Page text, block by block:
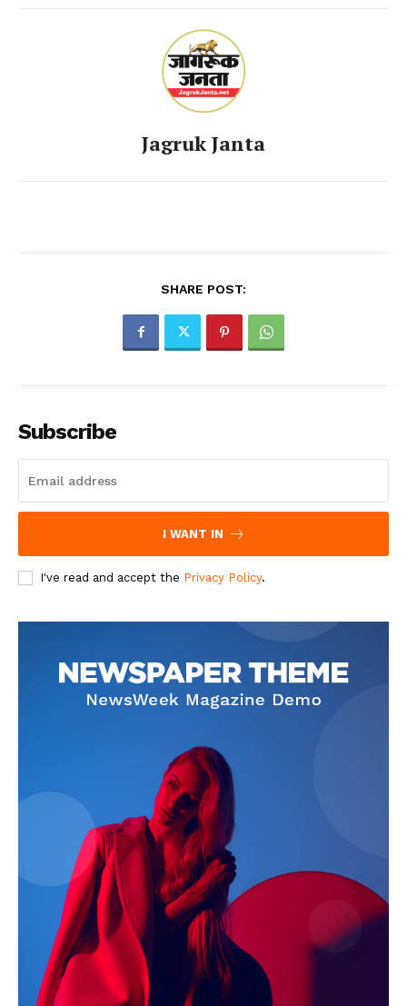
Jagruk Janta
SHARE POST:
Subscribe
I WANT IN
I've read and accept the Privacy Policy.